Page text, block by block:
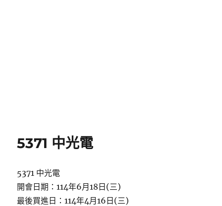
5371 中光電
5371 中光電
開會日期：114年6月18日(三)
最後買進日：114年4月16日(三)